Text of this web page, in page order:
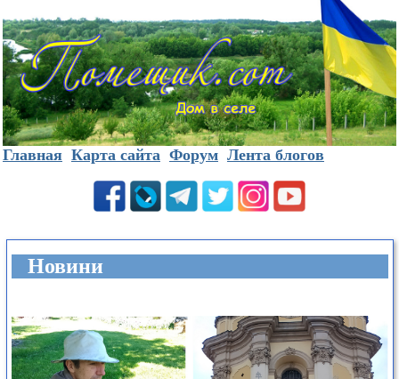
Главная Карта сайта Форум Лента блогов
Новини